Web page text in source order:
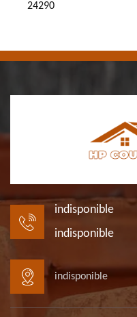
24290
indisponible
indisponible
indisponible